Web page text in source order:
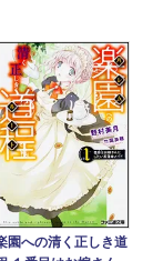
園への清く正しき道